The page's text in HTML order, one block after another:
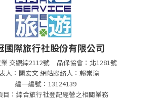
國際旅行社股份有限公司
交觀綜2112號
品保協會：北1281號
人：関宏文 網站聯絡人：賴崇瑜
編一編號：13124139
目：綜合旅行社登記經營之相關業務